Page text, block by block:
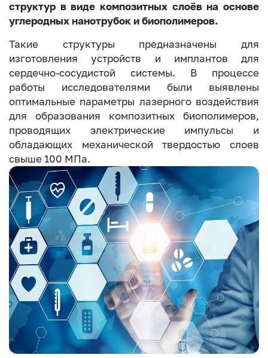
структур в виде композитных слоёв на основе
углеродных нанотрубок и биополимеров.
Такие структуры предназначены для
изготовления устройств и имплантов для
сердечно-сосудистой системы. В процессе
работы исследователями были выявлены
оптимальные параметры лазерного воздействия
для образования композитных биополимеров,
проводящих электрические импульсы и
обладающих механической твердостью слоев
свыше 100 МПа.